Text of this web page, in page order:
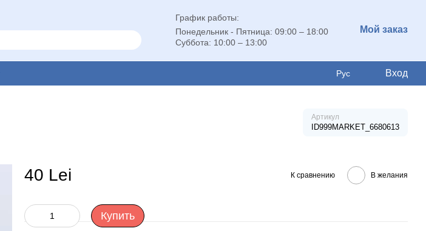
График работы:
Понедельник - Пятница: 09:00 – 18:00
Суббота: 10:00 – 13:00
Мой заказ
Рус Вход
Артикул
ID999MARKET_6680613
40 Lei К сравнению В желания
Купить